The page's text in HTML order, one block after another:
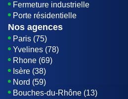
Fermeture industrielle
Porte résidentielle
Nos agences
Paris (75)
Yvelines (78)
Rhone (69)
Isère (38)
Nord (59)
Bouches-du-Rhône (13)